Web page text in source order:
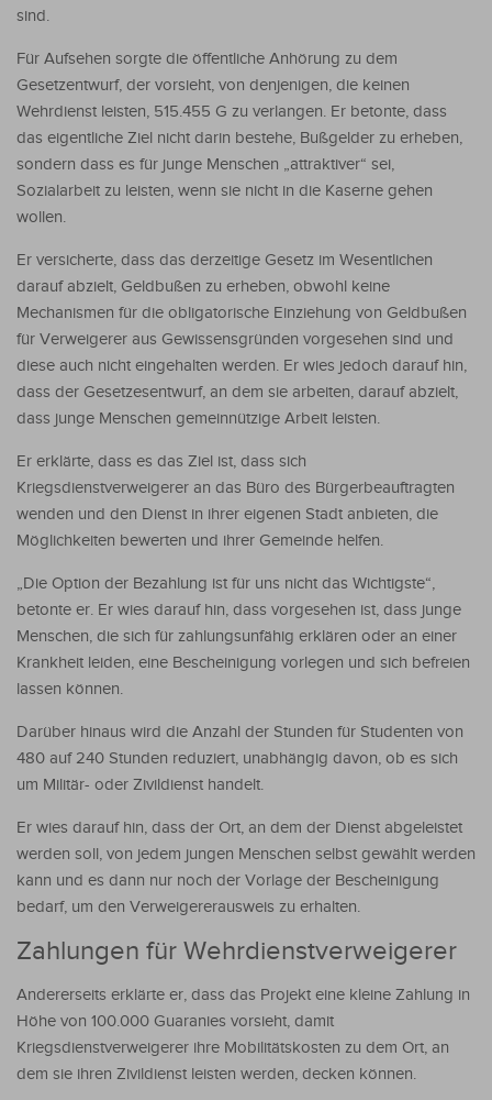
sind.
Für Aufsehen sorgte die öffentliche Anhörung zu dem
Gesetzentwurf, der vorsieht, von denjenigen, die keinen
Wehrdienst leisten, 515.455 G zu verlangen. Er betonte, dass
das eigentliche Ziel nicht darin bestehe, Bußgelder zu erheben,
sondern dass es für junge Menschen „attraktiver“ sei,
Sozialarbeit zu leisten, wenn sie nicht in die Kaserne gehen
wollen.
Er versicherte, dass das derzeitige Gesetz im Wesentlichen
darauf abzielt, Geldbußen zu erheben, obwohl keine
Mechanismen für die obligatorische Einziehung von Geldbußen
für Verweigerer aus Gewissensgründen vorgesehen sind und
diese auch nicht eingehalten werden. Er wies jedoch darauf hin,
dass der Gesetzesentwurf, an dem sie arbeiten, darauf abzielt,
dass junge Menschen gemeinnützige Arbeit leisten.
Er erklärte, dass es das Ziel ist, dass sich
Kriegsdienstverweigerer an das Büro des Bürgerbeauftragten
wenden und den Dienst in ihrer eigenen Stadt anbieten, die
Möglichkeiten bewerten und ihrer Gemeinde helfen.
„Die Option der Bezahlung ist für uns nicht das Wichtigste“,
betonte er. Er wies darauf hin, dass vorgesehen ist, dass junge
Menschen, die sich für zahlungsunfähig erklären oder an einer
Krankheit leiden, eine Bescheinigung vorlegen und sich befreien
lassen können.
Darüber hinaus wird die Anzahl der Stunden für Studenten von
480 auf 240 Stunden reduziert, unabhängig davon, ob es sich
um Militär- oder Zivildienst handelt.
Er wies darauf hin, dass der Ort, an dem der Dienst abgeleistet
werden soll, von jedem jungen Menschen selbst gewählt werden
kann und es dann nur noch der Vorlage der Bescheinigung
bedarf, um den Verweigererausweis zu erhalten.
Zahlungen für Wehrdienstverweigerer
Andererseits erklärte er, dass das Projekt eine kleine Zahlung in
Höhe von 100.000 Guaranies vorsieht, damit
Kriegsdienstverweigerer ihre Mobilitätskosten zu dem Ort, an
dem sie ihren Zivildienst leisten werden, decken können.